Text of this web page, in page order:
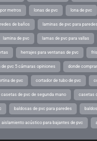
metros lonas de pvc lona de pvc
de baños laminas de pvc para paredes
lamina de pvc lamas de pvc para vallas
herrajes para ventanas de pvc
de pvc 5 cámaras opiniones donde
de pvc cortador de tubo de pvc
casetas de pvc de segunda mano casetas
baldosas de pvc para paredes
aislamiento acústico para bajantes de pvc